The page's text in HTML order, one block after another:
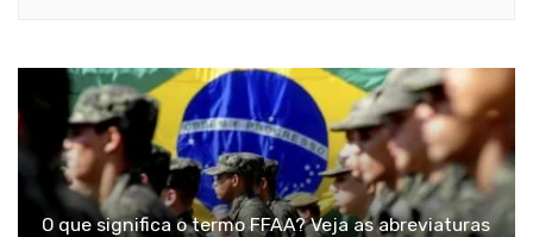
O que significa o termo FFAA? Veja as abreviaturas